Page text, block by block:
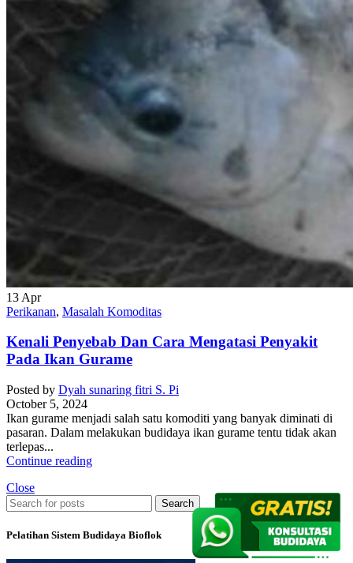
13 Apr
Perikanan, Masalah Komoditas
Kenali Penyebab Dan Cara Mengatasi Penyakit
Pada Ikan Gurame
Posted by Dyah sunaring fitri S. Pi
October 5, 2024
Ikan gurame menjadi salah satu komoditi yang banyak diminati di
pasaran. Dalam melakukan budidaya ikan gurame tentu tidak akan
terlepas...
Continue reading
Close
Search
Pelatihan Sistem Budidaya Bioflok